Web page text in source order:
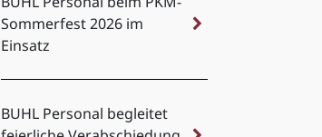
Sommerfest 2026 im
Einsatz
BUHL Personal begleitet